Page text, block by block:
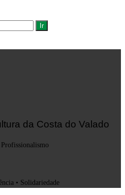
Ir
da Costa do Valado
Profissionalismo
• Solidariedade